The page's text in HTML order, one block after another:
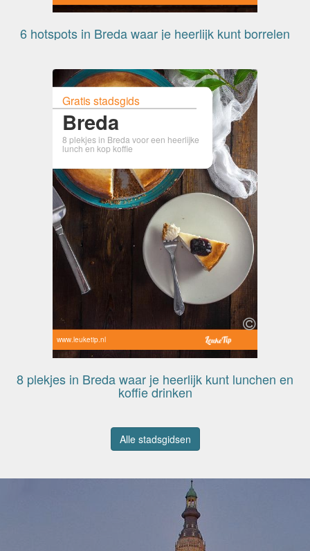
6 hotspots in Breda waar je heerlijk kunt borrelen
Gratis stadsgids
Breda
8 plekjes in Breda voor een heerlijke
lunch en kop koffie
www.leuketip.nl
8 plekjes in Breda waar je heerlijk kunt lunchen en
koffie drinken
Alle stadsgidsen